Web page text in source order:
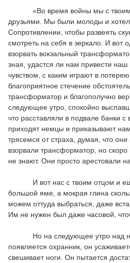
«Во время войны мы с твоим
друзьями. Мы были молоды и
Сопротивлении, чтобы развеять
смотреть на себя в зеркало. И
взорвать вокзальный
зная, удастся ли нам привести наш
чувством, с каким играют в
благоприятное стечение
трансформатор и благополучно
следующее утро, спокойно
что расставляли в подвале банки с
приходят немцы и приказывают
трясемся от страха, думая, что они
взорвали трансформатор, но
не знают. Они просто арестовали
И вот нас с твоим отцом и
большой яме, а мокрая глина
можем оттуда выбраться, даже
Им не нужен был даже часовой,
Но на следующее утро над
появляется охранник, он
свешивает ноги. Он пытается